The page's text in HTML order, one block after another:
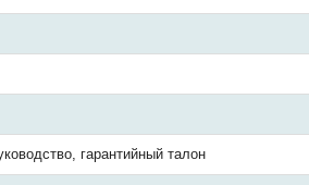
гарантийный талон